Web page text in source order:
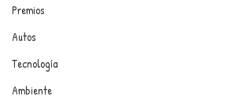
Premios
Autos
Tecnología
Ambiente